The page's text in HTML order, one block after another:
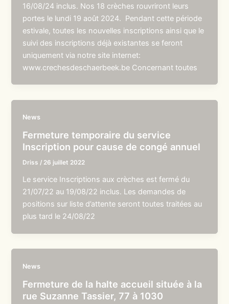
16/08/24 inclus. Nos 18 crèches rouvriront leurs
portes le lundi 19 août 2024. Pendant cette période
estivale, toutes les nouvelles inscriptions ainsi que le
suivi des inscriptions déjà existantes se feront
uniquement via notre site internet:
www.crechesdeschaerbeek.be Concernant toutes
News
Fermeture temporaire du service
Inscription pour cause de congé annuel
Driss / 26 juillet 2022
Le service Inscriptions aux crèches est fermé du
21/07/22 au 19/08/22 inclus. Les demandes de
positions sur liste d’attente seront toutes traitées au
plus tard le 24/08/22
News
Fermeture de la halte accueil située à la
rue Suzanne Tassier, 77 à 1030